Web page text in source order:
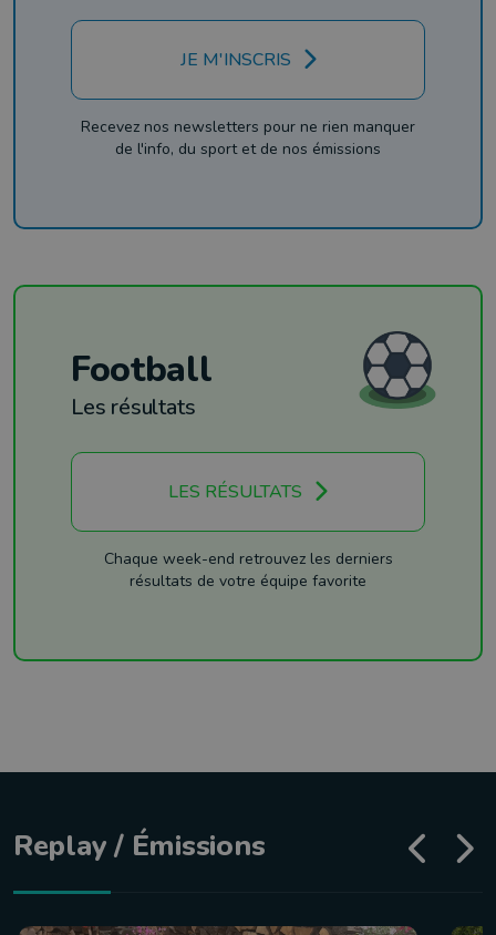
JE M'INSCRIS
Recevez nos newsletters pour ne rien manquer
de l'info, du sport et de nos émissions
Football
Les résultats
LES RÉSULTATS
Chaque week-end retrouvez les derniers
résultats de votre équipe favorite
Replay / Émissions